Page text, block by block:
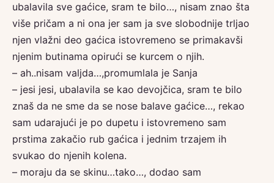
ubalavila sve gaćice, sram te bilo…, nisam znao šta
više pričam a ni ona jer sam ja sve slobodnije trljao
njen vlažni deo gaćica istovremeno se primakavši
njenim butinama opirući se kurcem o njih.
– ah..nisam valjda…,promumlala je Sanja
– jesi jesi, ubalavila se kao devojčica, sram te bilo
znaš da ne sme da se nose balave gaćice…, rekao
sam udarajući je po dupetu i istovremeno sam
prstima zakačio rub gaćica i jednim trzajem ih
svukao do njenih kolena.
– moraju da se skinu…tako…, dodao sam